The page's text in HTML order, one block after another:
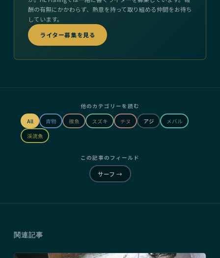
酬の有無にかかわらず、熱意を持って取り組める仲間をお待ち
しています。
ライター募集を見る
他のカテゴリーを読む
All 青物 根魚 スズキ チヌ アジ
メバル
渓流魚
この記事のフィールド
サーフ →
関連記事